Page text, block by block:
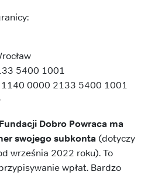
5400 1001
1140 0000 2133 5400 1001
Dobro Powraca ma
swojego subkonta (dotyczy
września 2022 roku). To
wpłat. Bardzo